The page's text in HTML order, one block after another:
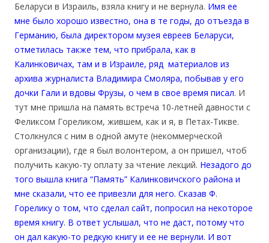
Беларуси в Израиль, взяла книгу и не вернула. Имя ее
мне было хорошо известно, она в те годы, до отъезда в
Германию, была директором музея евреев Беларуси,
отметилась также тем, что прибрала, как в
Калинковичах, там и в Израиле, ряд материалов из
архива журналиста Владимира Смоляра, побывав у его
дочки Гали и вдовы Фрузы, о чем в свое время писал. И
тут мне пришла на память встреча 10-летней давности с
Феликсом Гореликом, жившем, как и я, в Петах-Тикве.
Столкнулся с ним в одной амуте (некоммерческой
организации), где я был волонтером, а он пришел, чтоб
получить какую-ту оплату за чтение лекций. Незадого до
того вышла книга “Память” Калинковичского района и
мне сказали, что ее привезли для него. Сказав Ф.
Горелику о том, что сделал сайт, попросил на некоторое
время книгу. В ответ услышал, что не даст, потому что
он дал какую-то редкую книгу и ее не вернули. И вот